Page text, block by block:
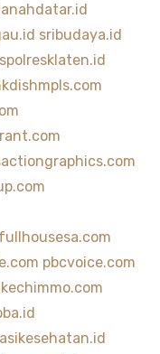
sribudaya.id
fullhousesa.com
pbcvoice.com